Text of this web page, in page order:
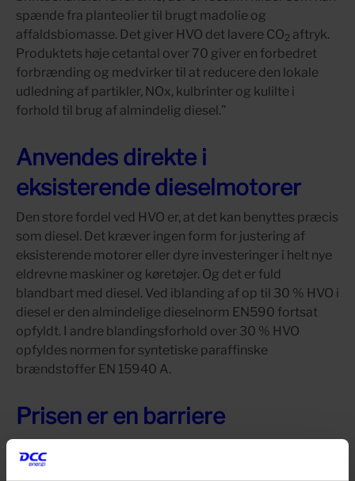
spænde fra planteolier til brugt madolie og
affaldsbiomasse. Det giver HVO det lavere CO2 aftryk.
Produktets høje cetantal over 70 giver en forbedret
forbrænding og medvirker til at reducere den lokale
udledning af partikler, NOx, kulbrinter og kulilte i
forhold til brug af almindelig diesel.”
Anvendes direkte i
eksisterende dieselmotorer
Den store fordel ved HVO er, at det kan benyttes præcis
som diesel. Det kræver ingen form for justering af
eksisterende motorer eller dyre investeringer i helt nye
eldrevne maskiner og køretøjer. Og det er fuld
blandbart med diesel. Ved iblanding af op til 30 % HVO i
diesel er den almindelige dieselnorm EN590 fortsat
opfyldt. I andre blandingsforhold over 30 % HVO
opfyldes normen for syntetiske paraffinske
brændstoffer EN 15940 A.
Prisen er en barriere
noget højere end almindelig diesel.